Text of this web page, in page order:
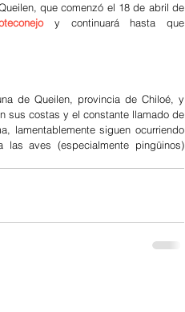
que comenzó el 18 de abril de
y continuará hasta que
de Queilen, provincia de Chiloé, y
sus costas y el constante llamado de
lamentablemente siguen ocurriendo
aves (especialmente pingüinos)